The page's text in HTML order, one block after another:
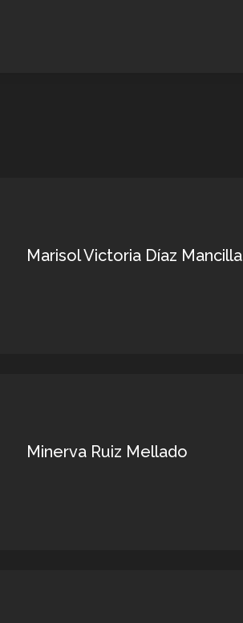
Marisol Victoria Díaz Mancilla
Minerva Ruiz Mellado